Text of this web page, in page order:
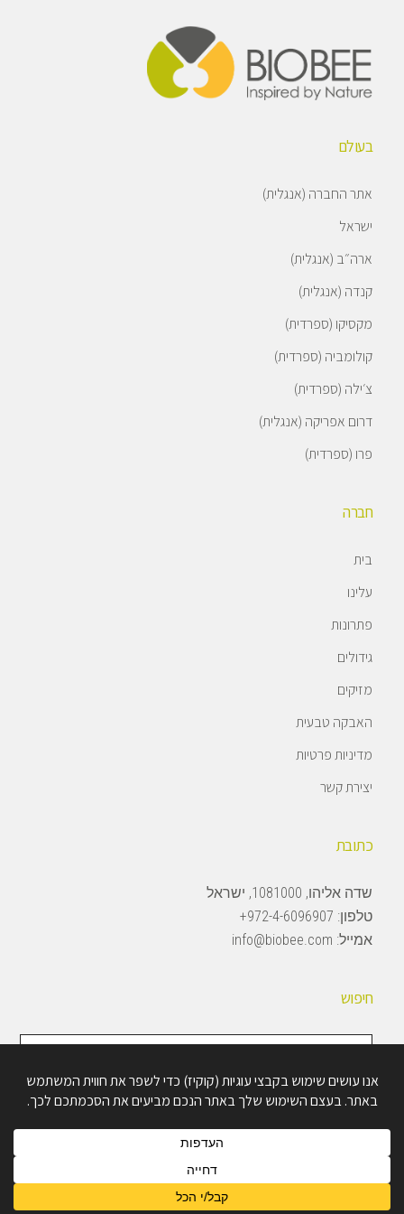
בעולם
אתר החברה (אנגלית)
ישראל
ארה״ב (אנגלית)
קנדה (אנגלית)
מקסיקו (ספרדית)
קולומביה (ספרדית)
צ׳ילה (ספרדית)
דרום אפריקה (אנגלית)
פרו (ספרדית)
חברה
בית
עלינו
פתרונות
גידולים
מזיקים
האבקה טבעית
מדיניות פרטיות
יצירת קשר
כתובת
שדה אליהו, 1081000, ישראל
טלפון: 972-4-6096907+
אמייל: info@biobee.com
חיפוש
חיפוש